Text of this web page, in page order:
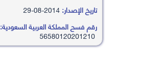
تاريخ الإصدار:
رقم فسح المملكة العربية السعودية:
56580120201210